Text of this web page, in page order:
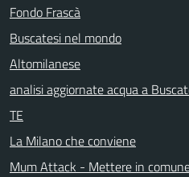
Fondo Frascà
Buscatesi nel mondo
Altomilanese
analisi aggiornate acqua a
TE
La Milano che conviene
Mum Attack - Mettere in